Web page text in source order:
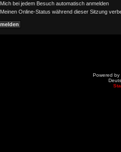
Mich bei jedem Besuch automatisch anmelden
Meinen Online-Status während dieser Sitzung
Powered by